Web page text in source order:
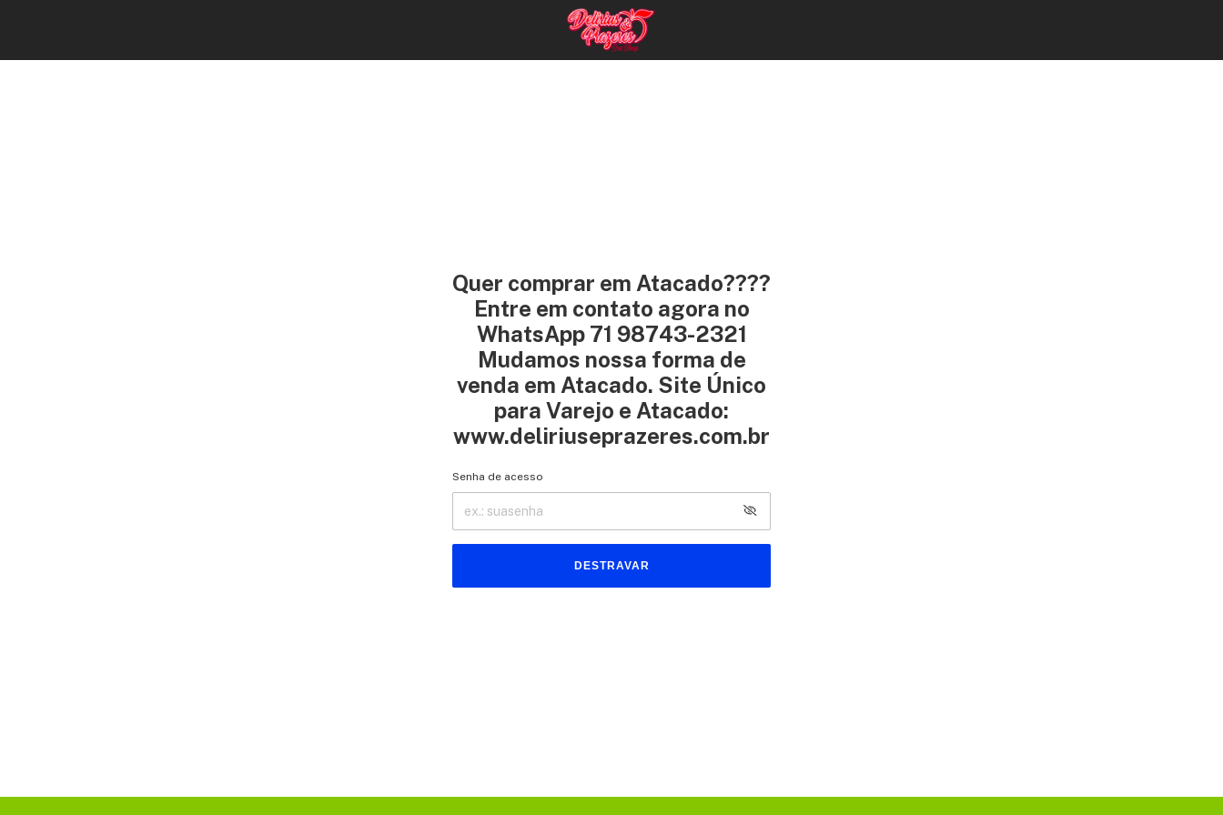
Quer comprar em Atacado????
Entre em contato agora no
WhatsApp 71 98743-2321
Mudamos nossa forma de
venda em Atacado. Site Único
para Varejo e Atacado:
www.deliriuseprazeres.com.br
Senha de acesso
DESTRAVAR